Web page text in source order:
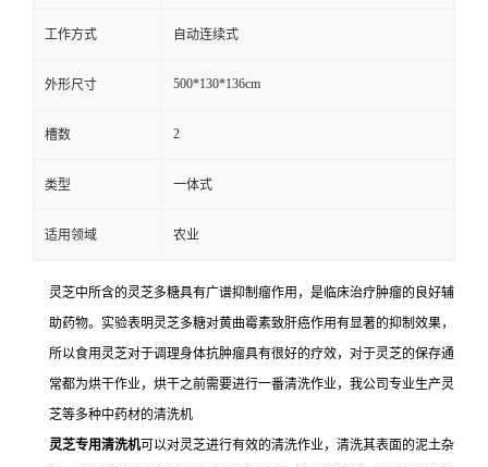
工作方式 自动连续式
外形尺寸 500*130*136cm
槽数 2
类型 一体式
适用领域 农业
灵芝中所含的灵芝多糖具有广谱抑制瘤作用，是临床治疗肿瘤的良好辅
助药物。实验表明灵芝多糖对黄曲霉素致肝癌作用有显著的抑制效果，
所以食用灵芝对于调理身体抗肿瘤具有很好的疗效，对于灵芝的保存通
常都为烘干作业，烘干之前需要进行一番清洗作业，我公司专业生产灵
芝等多种中药材的清洗机
灵芝专用清洗机可以对灵芝进行有效的清洗作业，清洗其表面的泥土杂